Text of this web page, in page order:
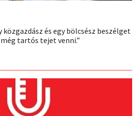
közgazdász és egy bölcsész beszélget
tartós tejet venni.”